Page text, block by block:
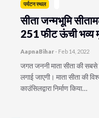
पर्यटन स्थल
सीता जन्मभूमि
251 फीट ऊंची भव्य
AapnaBihar- Feb 14, 2022
जगत जननी माता सीता की सबसे
लगाई जाएगी। माता सीता की
काउंसिलद्वारा निर्माण किया…